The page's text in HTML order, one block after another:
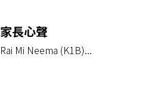
家長心聲
Rai Mi Neema (K1B)...